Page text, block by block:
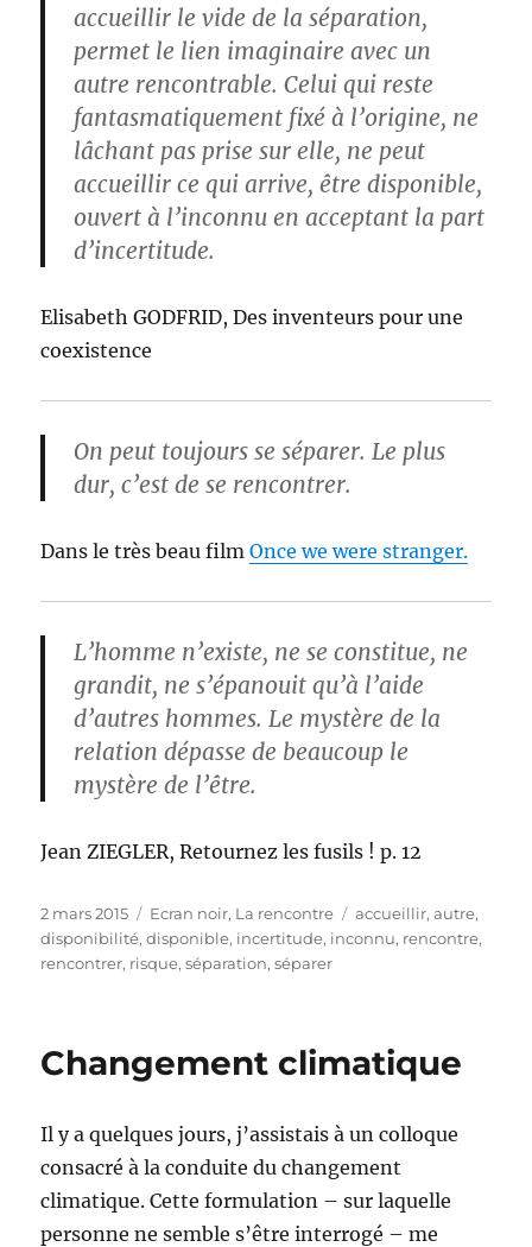
accueillir le vide de la séparation,
permet le lien imaginaire avec un
autre rencontrable. Celui qui reste
fantasmatiquement fixé à l’origine, ne
lâchant pas prise sur elle, ne peut
accueillir ce qui arrive, être disponible,
ouvert à l’inconnu en acceptant la part
d’incertitude.
Elisabeth GODFRID, Des inventeurs pour une
coexistence
On peut toujours se séparer. Le plus
dur, c’est de se rencontrer.
Dans le très beau filmOnce we were stranger.
L’homme n’existe, ne se constitue, ne
grandit, ne s’épanouit qu’à l’aide
d’autres hommes. Le mystère de la
relation dépasse de beaucoup le
mystère de l’être.
Jean ZIEGLER, Retournez les fusils ! p. 12
Publié
le
2 mars 2015 Catégories
Ecran noir, La rencontre Étiquettes
accueillir,autre,
disponibilité,disponible, incertitude, inconnu, rencontre,
rencontrer, risque,séparation,séparer
Changement climatique
Il y a quelques jours, j’assistais à un colloque
consacré à la conduite du changement
climatique. Cette formulation – sur laquelle
personne ne semble s’être interrogé – me